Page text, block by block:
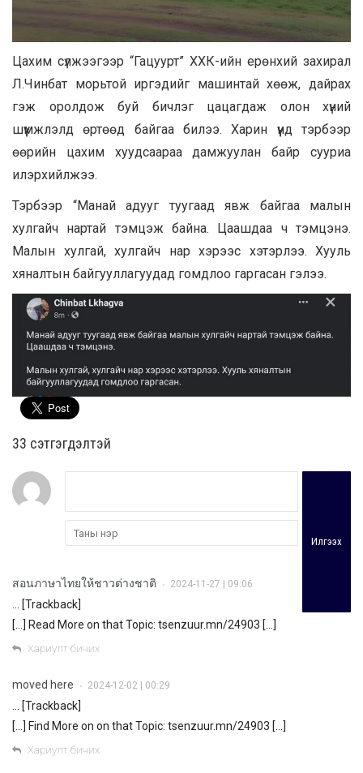
Цахим сүлжээгээр “Гацуурт” ХХК-ийн ерөнхий захирал
Л.Чинбат морьтой иргэдийг машинтай хөөж, дайрах
гэж оролдож буй бичлэг цацагдаж олон хүний
шүүмжлэлд өртөөд байгаа билээ. Харин үүнд тэрбээр
өөрийн цахим хуудсаараа дамжуулан байр сууриа
илэрхийлжээ.
Тэрбээр “Манай адууг туугаад явж байгаа малын
хулгайч нартай тэмцэж байна. Цаашдаа ч тэмцэнэ.
Малын хулгай, хулгайч нар хэрээс хэтэрлээ. Хууль
хяналтын байгууллагуудад гомдлоо гаргасан гэлээ.
33 cэтгэгдэлтэй
Илгээх
สอนภาษาไทยให้ชาวต่างชาติ • 2024-11-27 | 09:06
… [Trackback]
[…] Read More on that Topic: tsenzuur.mn/24903 […]
Хариулт бичих
moved here • 2024-12-02 | 00:29
… [Trackback]
[…] Find More on on that Topic: tsenzuur.mn/24903 […]
Хариулт бичих